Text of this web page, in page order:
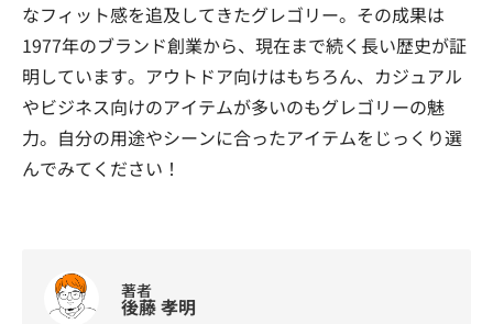
なフィット感を追及してきたグレゴリー。その成果は
1977年のブランド創業から、現在まで続く長い歴史が証
明しています。アウトドア向けはもちろん、カジュアル
やビジネス向けのアイテムが多いのもグレゴリーの魅
力。自分の用途やシーンに合ったアイテムをじっくり選
んでみてください！
著者
後藤 孝明